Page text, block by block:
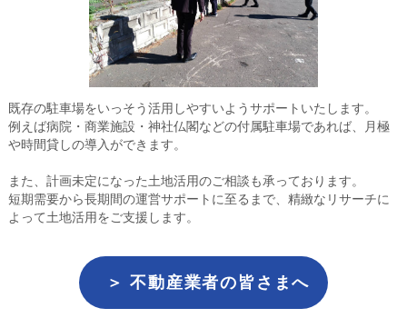
既存の駐車場をいっそう活用しやすいようサポートいたします。
例えば病院・商業施設・神社仏閣などの付属駐車場であれば、月極
や時間貸しの導入ができます。
また、計画未定になった土地活用のご相談も承っております。
短期需要から長期間の運営サポートに至るまで、精緻なリサーチに
よって土地活用をご支援します。
＞ 不動産業者の皆さまへ